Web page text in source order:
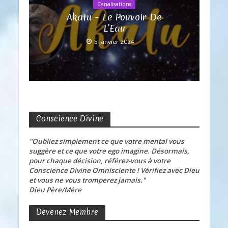
Canalisations
Akatu – Le Pouvoir De
L’Eau
5 janvier 2024
Conscience Divine
"Oubliez simplement ce que votre mental vous
suggère et ce que votre ego imagine. Désormais,
pour chaque décision, référez-vous à votre
Conscience Divine Omnisciente ! Vérifiez avec Dieu
et vous ne vous tromperez jamais."
Dieu Père/Mère
Devenez Membre